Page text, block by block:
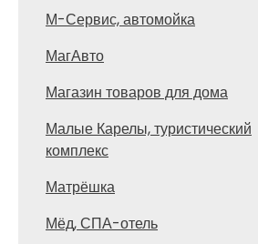
М-Сервис, автомойка
МагАвто
Магазин товаров для дома
Малые Карелы, туристический
комплекс
Матрёшка
Мёд, СПА-отель